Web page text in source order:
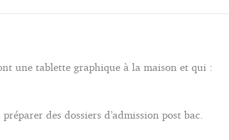
une tablette graphique à la maison et qui :
des dossiers d’admission post bac.